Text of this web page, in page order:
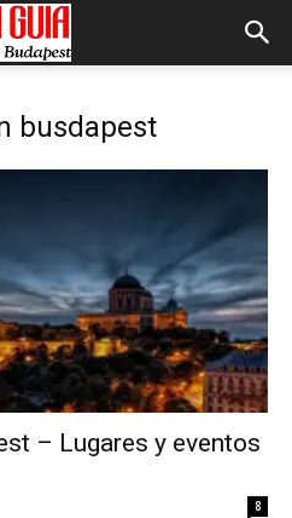
busdapest
– Lugares y eventos
8